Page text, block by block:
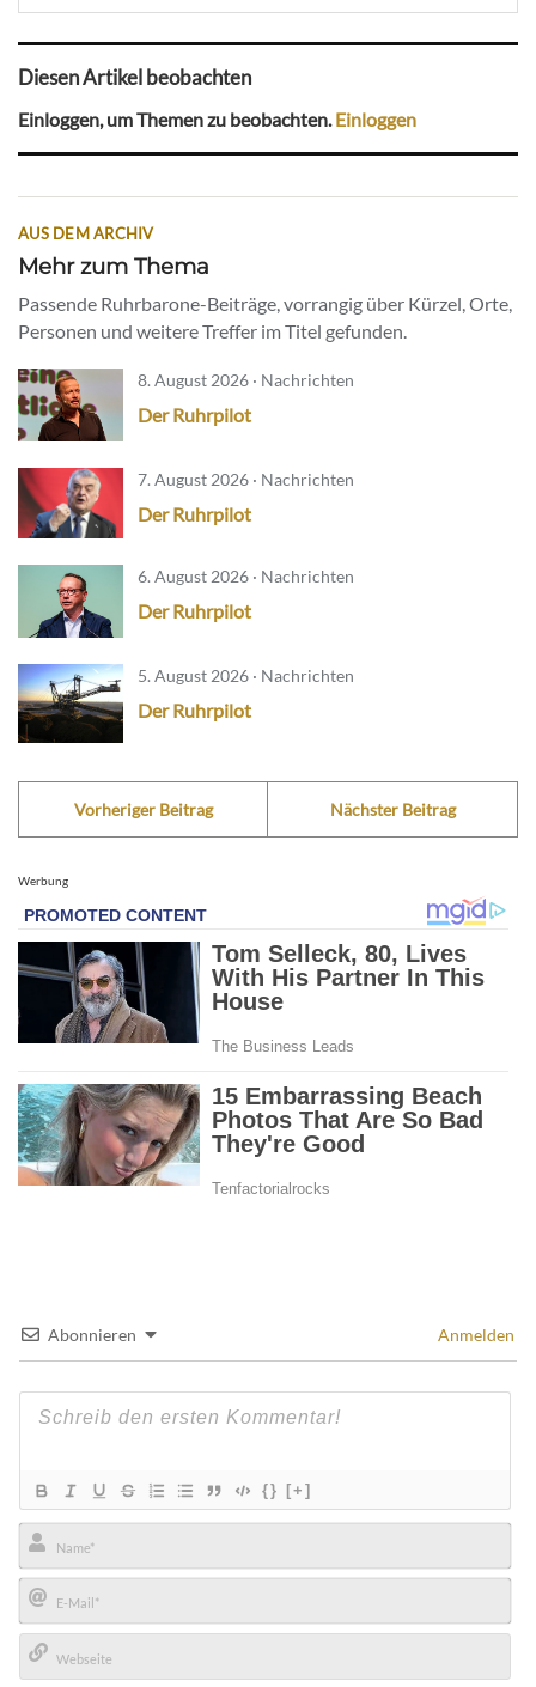
Diesen Artikel beobachten
Einloggen, um Themen zu beobachten.Einloggen
AUS DEM ARCHIV
Mehr zum Thema
Passende Ruhrbarone-Beiträge, vorrangig über Kürzel, Orte,
Personen und weitere Treffer im Titel gefunden.
8. August 2026 · Nachrichten
Der Ruhrpilot
7. August 2026 · Nachrichten
Der Ruhrpilot
6. August 2026 · Nachrichten
Der Ruhrpilot
5. August 2026 · Nachrichten
Der Ruhrpilot
Vorheriger Beitrag Nächster Beitrag
Werbung
Abonnieren Anmelden
{} [+]
Name*
E-
Mail*